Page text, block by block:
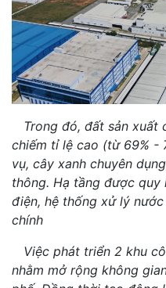
Trong đó, đất sản xuất
chiếm tỉ lệ cao (từ 69% -
vụ, cây xanh chuyên
thông. Hạ tầng được
điện, hệ thống xử lý
chính
Việc phát triển 2 khu
nhằm mở rộng không